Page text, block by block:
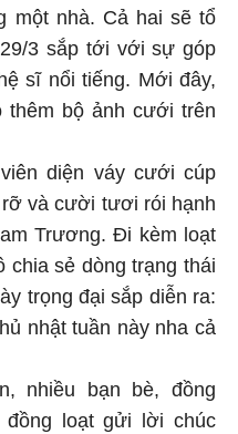
một nhà. Cả hai sẽ tổ
3 sắp tới với sự góp
sĩ nổi tiếng. Mới đây,
thêm bộ ảnh cưới trên
diện váy cưới cúp
và cười tươi rói hạnh
Trương. Đi kèm loạt
chia sẻ dòng trạng thái
trọng đại sắp diễn ra:
nhật tuần này nha cả
nhiều bạn bè, đồng
đồng loạt gửi lời chúc